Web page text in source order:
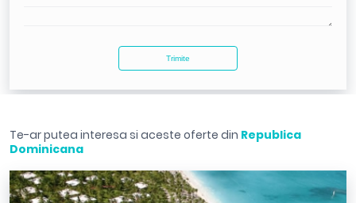
Te-ar putea interesa si aceste oferte din Republica
Dominicana